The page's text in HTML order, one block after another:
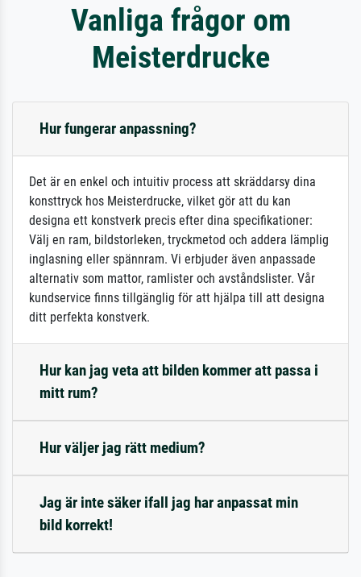
Vanliga frågor om
Meisterdrucke
Hur fungerar anpassning?
Det är en enkel och intuitiv process att skräddarsy dina
konsttryck hos Meisterdrucke, vilket gör att du kan
designa ett konstverk precis efter dina specifikationer:
Välj en ram, bildstorleken, tryckmetod och addera lämplig
inglasning eller spännram. Vi erbjuder även anpassade
alternativ som mattor, ramlister och avståndslister. Vår
kundservice finns tillgänglig för att hjälpa till att designa
ditt perfekta konstverk.
Hur kan jag veta att bilden kommer att passa i
mitt rum?
Hur väljer jag rätt medium?
Jag är inte säker ifall jag har anpassat min
bild korrekt!